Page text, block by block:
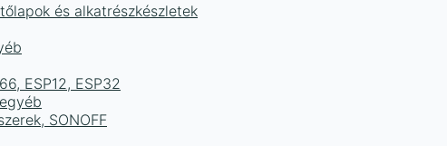
és alkatrészkészletek
ESP12, ESP32
SONOFF